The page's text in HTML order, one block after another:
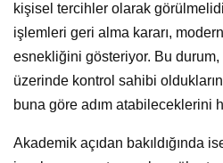
kişisel tercihler olarak
işlemleri geri alma kararı,
esnekliğini gösteriyor. Bu
üzerinde kontrol sahibi
buna göre adım atabileceklerini
Akademik açıdan bakıldığında